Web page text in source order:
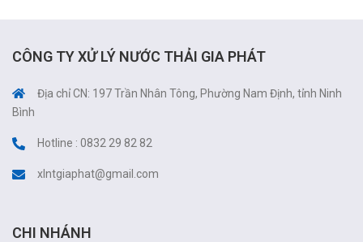
CÔNG TY XỬ LÝ NƯỚC THẢI GIA PHÁT
Địa chỉ CN: 197 Trần Nhân Tông, Phường Nam Định, tỉnh Ninh
Bình
Hotline : 0832 29 82 82
xlntgiaphat@gmail.com
CHI NHÁNH